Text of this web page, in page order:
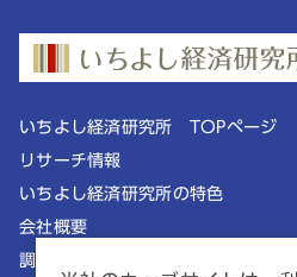
いちよし経済研究所 TOPページ
会社概要
調査理念
いちよし経済研究所の特色
リサーチ情報